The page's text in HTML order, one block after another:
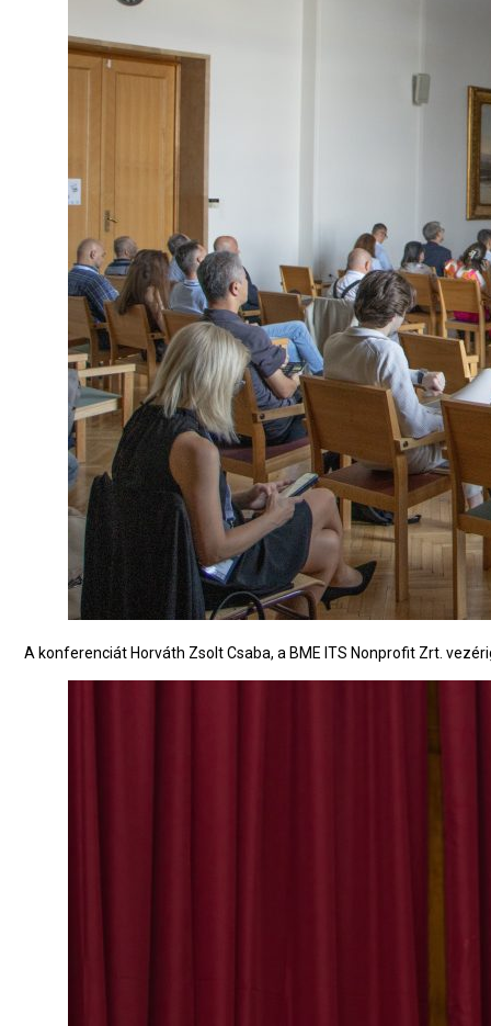
A konferenciát Horváth Zsolt Csaba, a BME ITS Nonprofit Zrt.